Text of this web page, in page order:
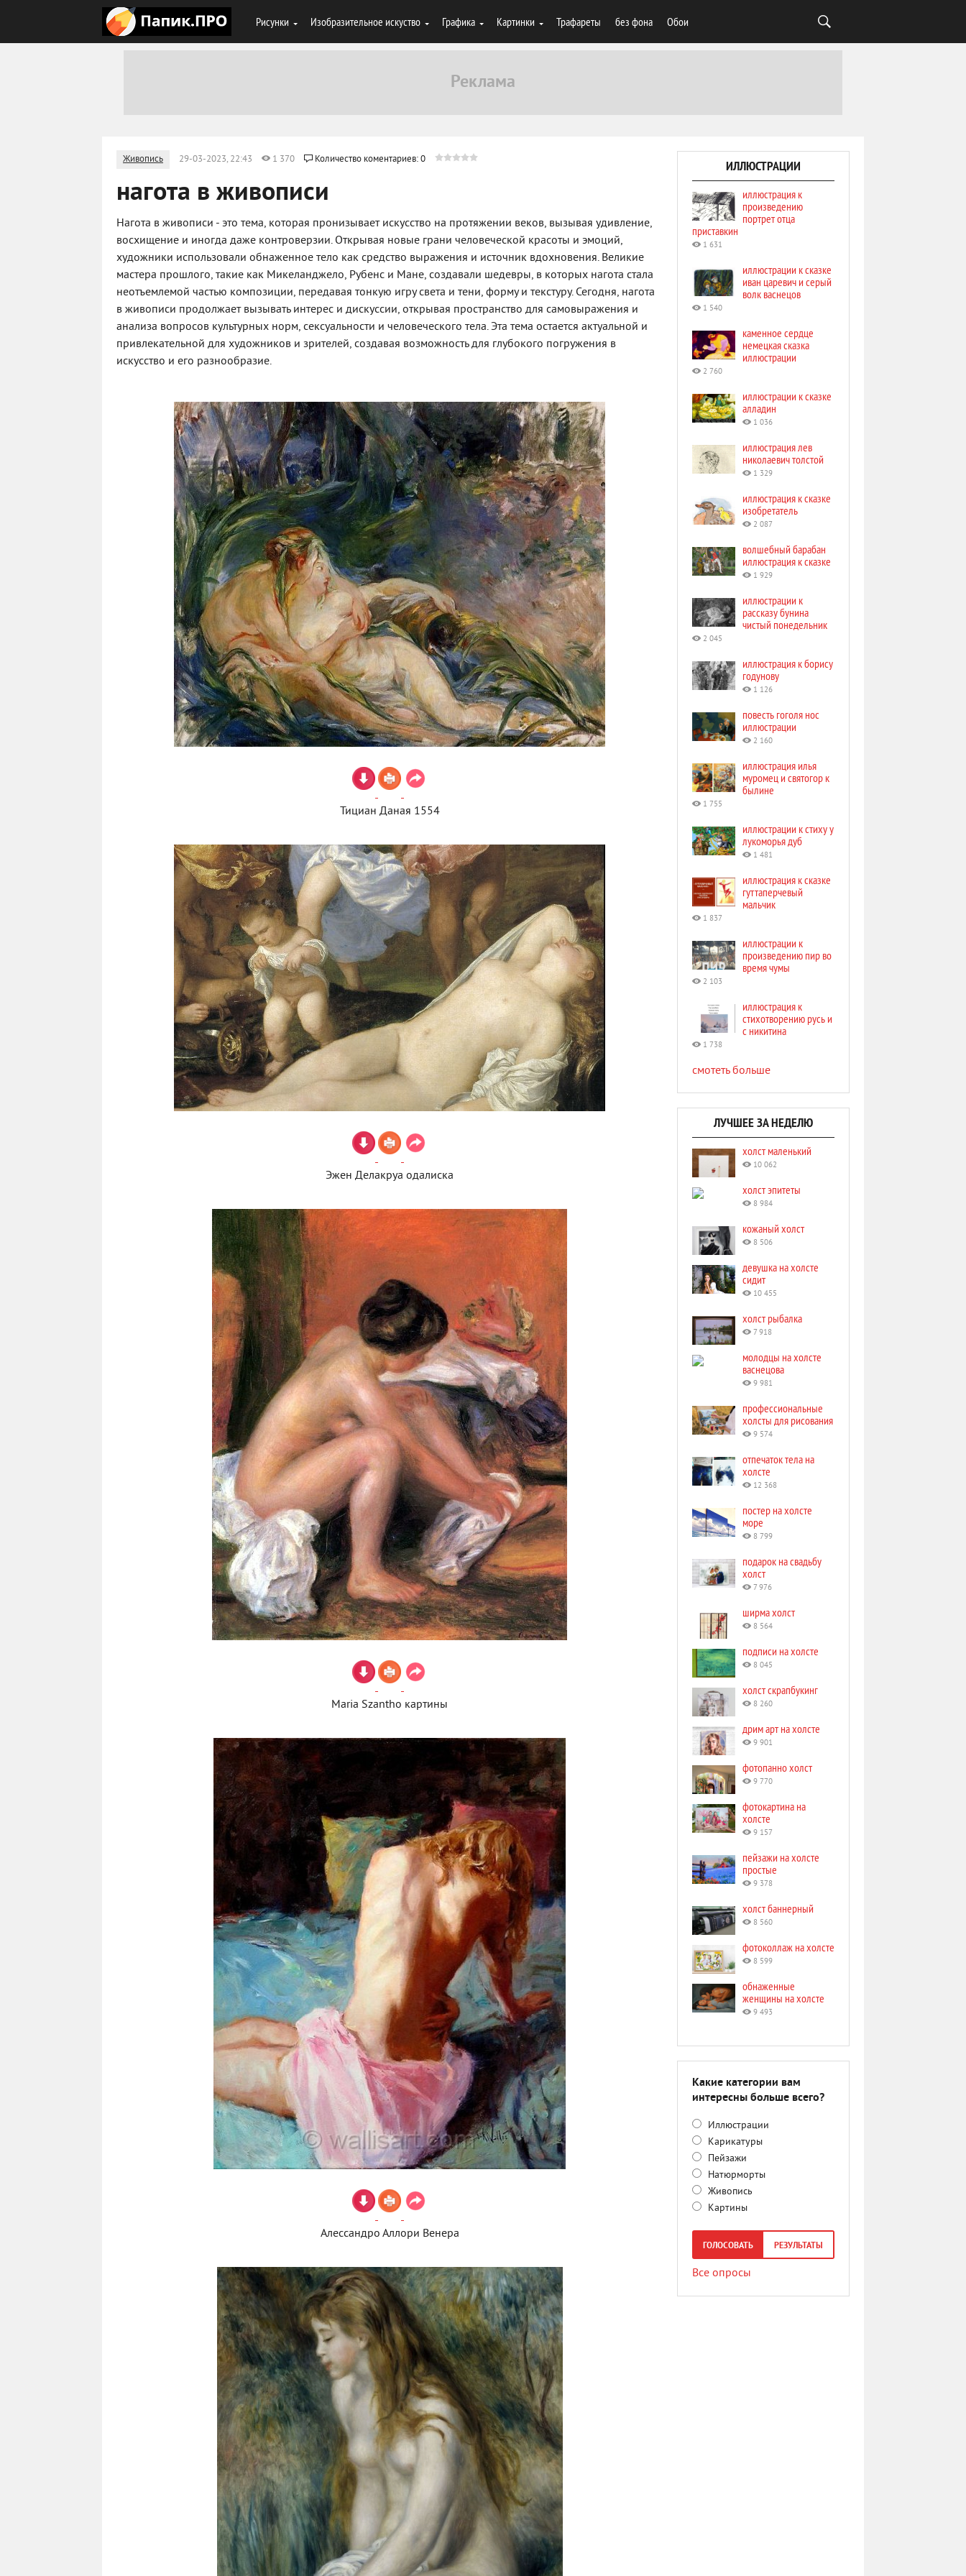
Рисунки Изобразительное искуство Графика Картинки Трафареты без фона Обои
Живопись 29-03-2023, 22:43 1 370 Количество коментариев: 0
нагота в живописи
Нагота в живописи - это тема, которая пронизывает искусство на протяжении веков, вызывая удивление,
восхищение и иногда даже контроверзии. Открывая новые грани человеческой красоты и эмоций,
художники использовали обнаженное тело как средство выражения и источник вдохновения. Великие
мастера прошлого, такие как Микеланджело, Рубенс и Мане, создавали шедевры, в которых нагота стала
неотъемлемой частью композиции, передавая тонкую игру света и тени, форму и текстуру. Сегодня, нагота
в живописи продолжает вызывать интерес и дискуссии, открывая пространство для самовыражения и
анализа вопросов культурных норм, сексуальности и человеческого тела. Эта тема остается актуальной и
привлекательной для художников и зрителей, создавая возможность для глубокого погружения в
искусство и его разнообразие.
Тициан Даная 1554
Эжен Делакруа одалиска
Maria Szantho картины
Алессандро Аллори Венера
ИЛЛЮСТРАЦИИ
иллюстрация к
произведению
портрет отца
приставкин
1 631
иллюстрации к сказке
иван царевич и серый
волк васнецов
1 540
каменное сердце
немецкая сказка
иллюстрации
2 760
иллюстрации к сказке
алладин
1 036
иллюстрация лев
николаевич толстой
1 329
иллюстрация к сказке
изобретатель
2 087
волшебный барабан
иллюстрация к сказке
1 929
иллюстрации к
рассказу бунина
чистый понедельник
2 045
иллюстрация к борису
годунову
1 126
повесть гоголя нос
иллюстрации
2 160
иллюстрация илья
муромец и святогор к
былине
1 755
иллюстрации к стиху у
лукоморья дуб
1 481
иллюстрация к сказке
гуттаперчевый
мальчик
1 837
иллюстрации к
произведению пир во
время чумы
2 103
иллюстрация к
стихотворению русь и
с никитина
1 738
смотеть больше
ЛУЧШЕЕ ЗА НЕДЕЛЮ
холст маленький
10 062
холст эпитеты
8 984
кожаный холст
8 506
девушка на холсте
сидит
10 455
холст рыбалка
7 918
молодцы на холсте
васнецова
9 981
профессиональные
холсты для рисования
9 574
отпечаток тела на
холсте
12 368
постер на холсте
море
8 799
подарок на свадьбу
холст
7 976
ширма холст
8 564
подписи на холсте
8 045
холст скрапбукинг
8 260
дрим арт на холсте
9 901
фотопанно холст
9 770
фотокартина на
холсте
9 157
пейзажи на холсте
простые
9 378
холст баннерный
8 560
фотоколлаж на холсте
8 599
обнаженные
женщины на холсте
9 493
Какие категории вам
интересны больше всего?
Иллюстрации
Карикатуры
Пейзажи
Натюрморты
Живопись
Картины
ГОЛОСОВАТЬ РЕЗУЛЬТАТЫ
Все опросы